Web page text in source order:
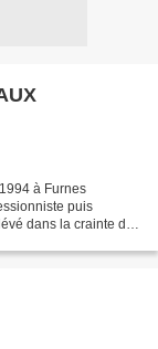
à Furnes
puis
dans la crainte du